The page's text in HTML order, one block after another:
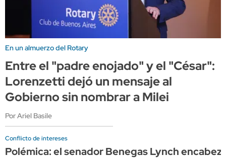
En un almuerzo del Rotary
Entre el "padre enojado" y el "César":
Lorenzetti dejó un mensaje al
Gobierno sin nombrar a Milei
Por Ariel Basile
Conflicto de intereses
Polémica: el senador Benegas Lynch